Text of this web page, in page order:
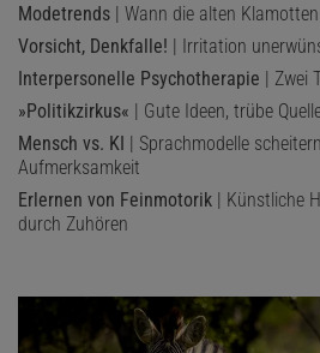
Modetrends | Wann die alten
Vorsicht, Denkfalle! | Irritation
Interpersonelle Psychotherapie | Zwei
»Politikzirkus« | Gute Ideen, trübe
Mensch vs. KI | Sprachmodelle
Aufmerksamkeit
Erlernen von Feinmotorik | Künstliche
durch Zuhören